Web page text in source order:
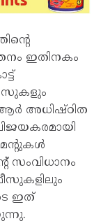
ഇതിനകം
അധിഷ്ഠിത
സംവിധാനം
ഇത്